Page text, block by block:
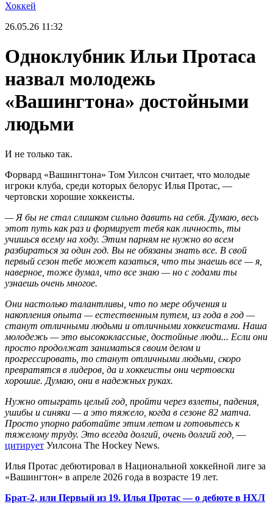
Хоккей
26.05.26 11:32
Одноклубник Ильи Протаса
назвал молодежь
«Вашингтона» достойными
людьми
И не только так.
Форвард «Вашингтона» Том Уилсон считает, что молодые
игроки клуба, среди которых белорус Илья Протас, —
чертовски хорошие хоккеисты.
— Я бы не стал слишком сильно давить на себя. Думаю, весь
этот путь как раз и формирует тебя как личность, ты
учишься всему на ходу. Этим парням не нужно во всем
разбираться за один год. Вы не обязаны знать все. В свой
первый сезон тебе может казаться, что ты знаешь все — я,
наверное, тоже думал, что все знаю — но с годами ты
узнаешь очень многое.
Они настолько талантливы, что по мере обучения и
накопления опыта — естественным путем, из года в год —
станут отличными людьми и отличными хоккеистами. Наша
молодежь — это высококлассные, достойные люди... Если они
просто продолжат заниматься своим делом и
прогрессировать, то станут отличными людьми, скоро
превратятся в лидеров, да и хоккеисты они чертовски
хорошие. Думаю, они в надежных руках.
Нужно отыграть целый год, пройти через взлеты, падения,
ушибы и синяки — а это тяжело, когда в сезоне 82 матча.
Просто упорно работайте этим летом и готовьтесь к
тяжелому труду. Это всегда долгий, очень долгий год, —
цитирует Уилсона The Hockey News.
Илья Протас дебютировал в Национальной хоккейной лиге за
«Вашингтон» в апреле 2026 года в возрасте 19 лет.
Брат-2, или Первый из 19. Илья Протас — о дебюте в НХЛ